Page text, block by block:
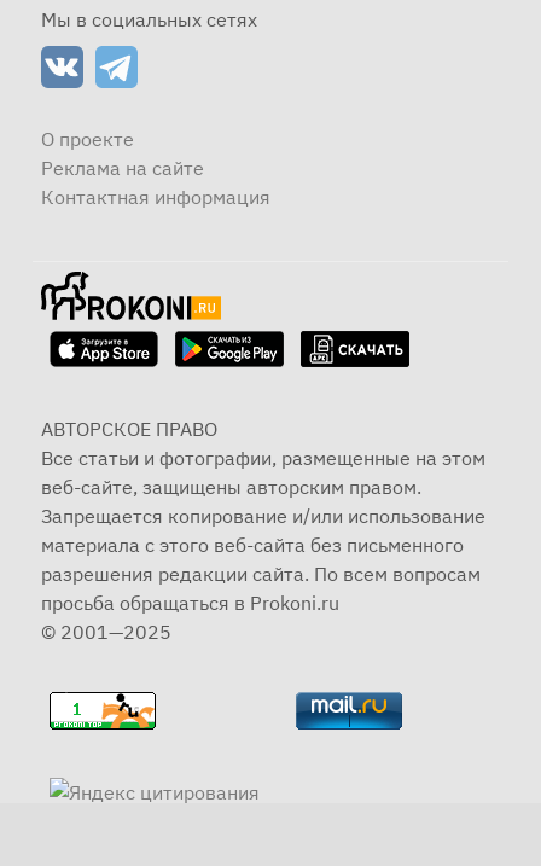
Мы в социальных сетях
О проекте
Реклама на сайте
Контактная информация
АВТОРСКОЕ ПРАВО
Все статьи и фотографии, размещенные на этом
веб-сайте, защищены авторским правом.
Запрещается копирование и/или использование
материала с этого веб-сайта без письменного
разрешения редакции сайта. По всем вопросам
просьба обращаться в Prokoni.ru
© 2001—2025